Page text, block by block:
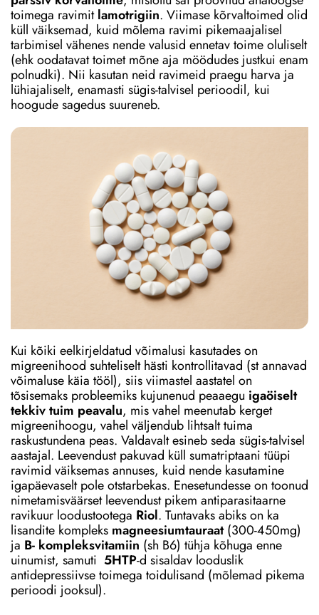
toimega ravimitlamotrigiin. Viimase kõrvaltoimed olid
küll väiksemad, kuid mõlema ravimi pikemaajalisel
tarbimisel vähenes nende valusid ennetav toime oluliselt
(ehk oodatavat toimet mõne aja möödudes justkui enam
polnudki). Nii kasutan neid ravimeid praegu harva ja
lühiajaliselt, enamasti sügis-talvisel perioodil, kui
hoogude sagedus suureneb.
Kui kõiki eelkirjeldatud võimalusi kasutades on
migreenihood suhteliselt hästi kontrollitavad (st annavad
võimaluse käia tööl), siis viimastel aastatel on
tõsisemaks probleemiks kujunenud peaaegu igaöiselt
tekkiv tuim peavalu, mis vahel meenutab kerget
migreenihoogu, vahel väljendub lihtsalt tuima
raskustundena peas. Valdavalt esineb seda sügis-talvisel
aastajal. Leevendust pakuvad küll sumatriptaani tüüpi
ravimid väiksemas annuses, kuid nende kasutamine
igapäevaselt pole otstarbekas. Enesetundesse on toonud
nimetamisväärset leevendust pikem antiparasitaarne
ravikuur loodustootega Riol. Tuntavaks abiks on ka
lisandite kompleks magneesiumtauraat(300-450mg)
ja B- kompleksvitamiin (sh B6) tühja kõhuga enne
uinumist, samuti 5HTP-d sisaldav looduslik
antidepressiivse toimega toidulisand (mõlemad pikema
perioodi jooksul).